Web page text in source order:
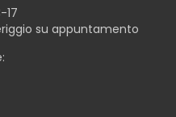
17
su appuntamento